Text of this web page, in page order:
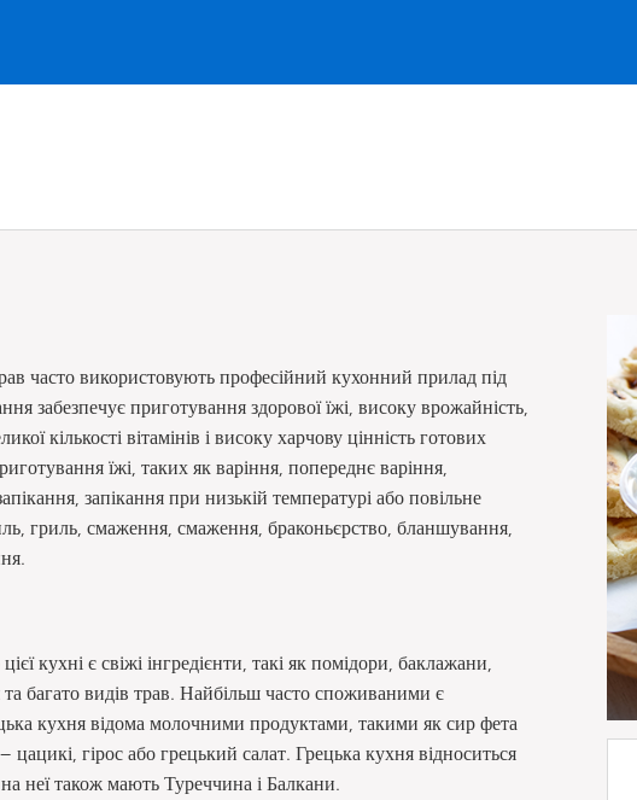
часто використовують професійний кухонний прилад під
забезпечує приготування здорової їжі, високу врожайність,
кількості вітамінів і високу харчову цінність готових
їжі, таких як варіння, попереднє варіння,
запікання при низькій температурі або повільне
гриль, смаження, смаження, браконьєрство, бланшування,
кухні є свіжі інгредієнти, такі як помідори, баклажани,
багато видів трав. Найбільш часто споживаними є
кухня відома молочними продуктами, такими як сир фета
гірос або грецький салат. Грецька кухня відноситься
неї також мають Туреччина і Балкани.